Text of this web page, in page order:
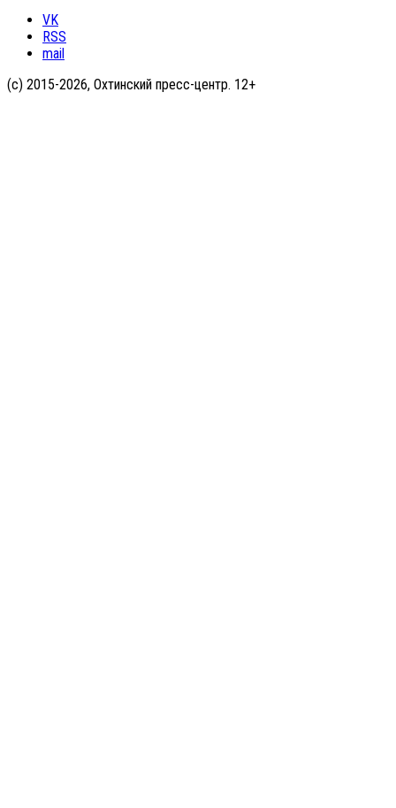
VK
RSS
mail
(с) 2015-2026, Охтинский пресс-центр. 12+